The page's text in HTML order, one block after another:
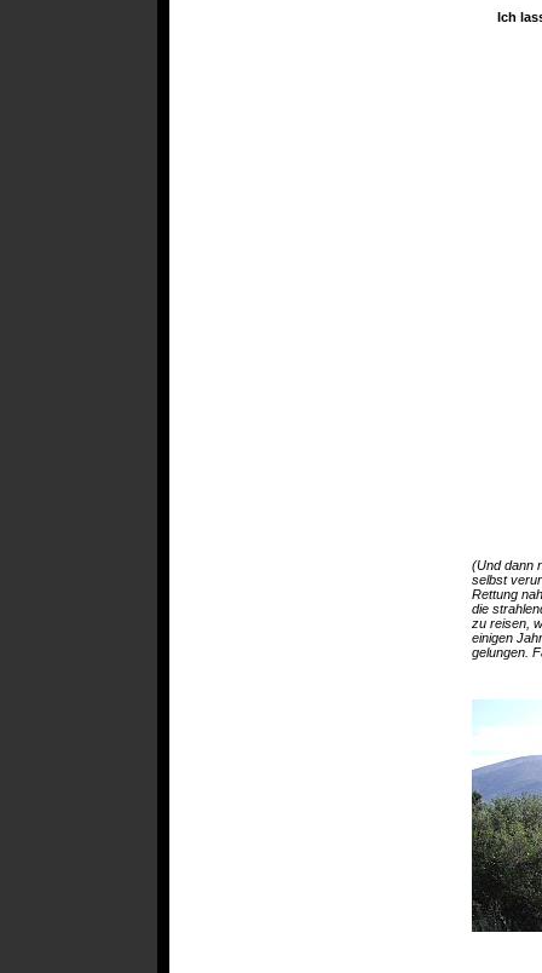
Ich
(Und dann
selbst
Rettung
die
zu reisen,
einigen
gelungen.